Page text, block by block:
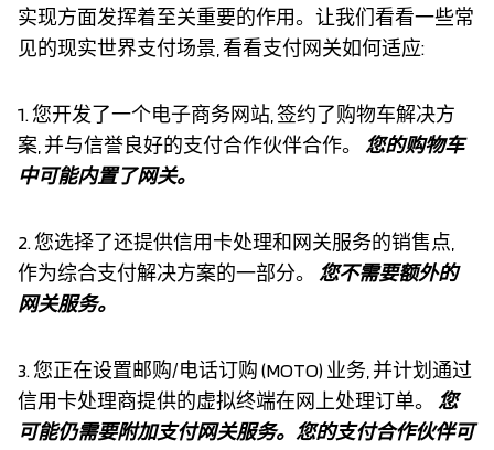
实现方面发挥着至关重要的作用。让我们看看一些常
见的现实世界支付场景, 看看支付网关如何适应:
1. 您开发了一个电子商务网站, 签约了购物车解决方
案, 并与信誉良好的支付合作伙伴合作。 您的购物车
中可能内置了网关。
2. 您选择了还提供信用卡处理和网关服务的销售点,
作为综合支付解决方案的一部分。 您不需要额外的
网关服务。
3. 您正在设置邮购/电话订购 (MOTO) 业务, 并计划通过
信用卡处理商提供的虚拟终端在网上处理订单。 您
可能仍需要附加支付网关服务。您的支付合作伙伴可